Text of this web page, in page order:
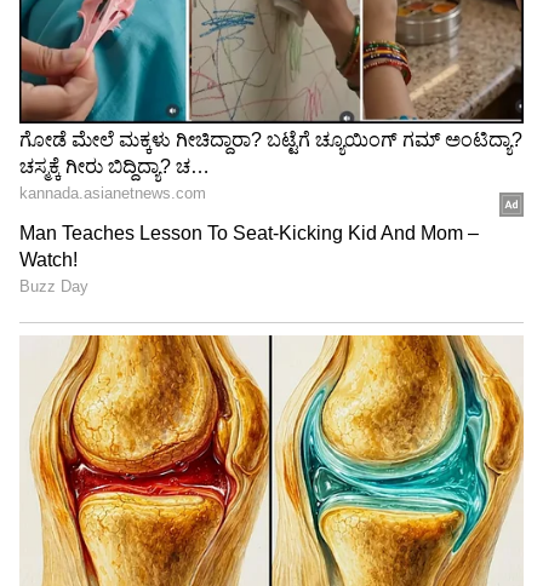
ನೇಣಿಗೆ ಕೊರಳೊಡ್ಡಿದ ಉಡುಪಿಯ
ಖ್ಯಾತ ಮಾಡೆಲ್​: ಜೀವ
ಕೊನೆಗಾಣಿಸಿದ್ಯಾಕೆ ಕೃತಿ ಬಂಗೇರಾ
ಮನುಷ್ಯಳೇ ಅಲ್ಲದ ಸುಂದರಿ
ಜೊತೆ ಮಾಡಬಾರದ್ದೆಲ್ಲಾ ಮಾಡಿ 2
ಲಕ್ಷ ಕಳಕೊಂಡ ಬೆಂಗಳೂರು
ಯುವಕ
LATEST VIDEOS
"ರಾಜಕೀಯ ಬೇಡ, ಸಿನಿಮಾನೇ ಪ್ರಾಣ":
ಕನಕೋತ್ಸವದಲ್ಲಿ ರಿಷಬ್ ಶೆಟ್ಟಿ | Rishab
Shetty speech | Suvarna News
ಶೇ.50 ರಿಂದ ಶೇ.18 ಕ್ಕೆ TAX ಇಳಿಕೆ: ಮೋದಿ-
ಟ್ರಂಪ್ ಐತಿಹಾಸಿಕ ಒಪ್ಪಂದ | India US
Trade Deal | Party Rounds